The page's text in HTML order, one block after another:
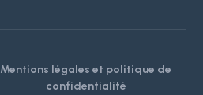
Mentions légales et politique de
confidentialité